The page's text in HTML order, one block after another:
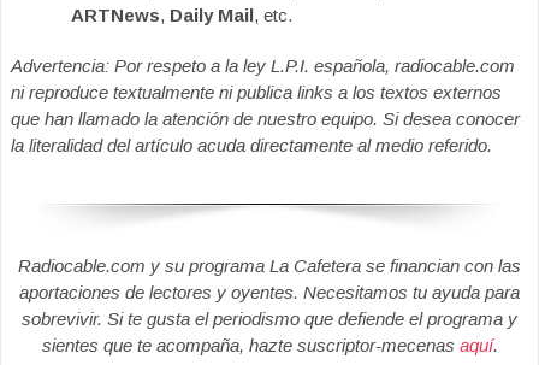
ARTNews, Daily Mail, etc.
Advertencia: Por respeto a la ley L.P.I. española, radiocable.com
ni reproduce textualmente ni publica links a los textos externos
que han llamado la atención de nuestro equipo. Si desea conocer
la literalidad del artículo acuda directamente al medio referido.
Radiocable.com y su programa La Cafetera se financian con las
aportaciones de lectores y oyentes. Necesitamos tu ayuda para
sobrevivir. Si te gusta el periodismo que defiende el programa y
sientes que te acompaña, hazte suscriptor-mecenas aquí.